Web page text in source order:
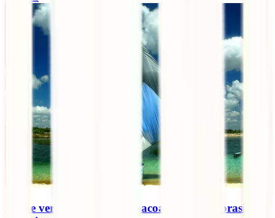
O que ver e fazer em Jericoacoara, destino brasileiro